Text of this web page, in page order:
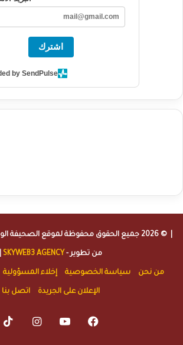
اشترك
by SendPulse
| © 2026 جميع الحقوق محفوظة لموقع الصحيفة
من تطوير - SKYWEB3 AGENCY
من نحن سياسة الخصوصية إخلاء المسؤولية
الإعلان على الجريدة اتصل بنا
Facebook
YouTube